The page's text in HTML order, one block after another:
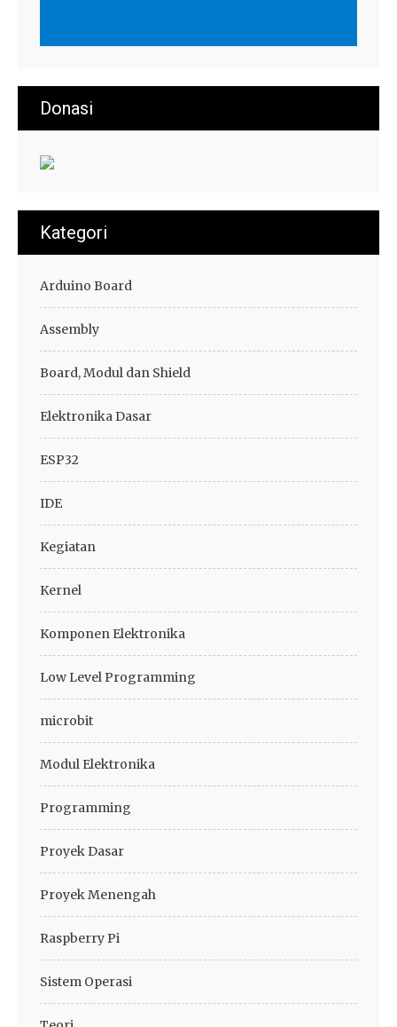
Donasi
Kategori
Arduino Board
Assembly
Board, Modul dan Shield
Elektronika Dasar
ESP32
IDE
Kegiatan
Kernel
Komponen Elektronika
Low Level Programming
microbit
Modul Elektronika
Programming
Proyek Dasar
Proyek Menengah
Raspberry Pi
Sistem Operasi